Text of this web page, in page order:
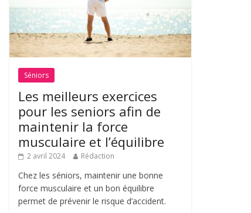
Séniors
Les meilleurs exercices
pour les seniors afin de
maintenir la force
musculaire et l’équilibre
2 avril 2024 Rédaction
Chez les séniors, maintenir une bonne
force musculaire et un bon équilibre
permet de prévenir le risque d’accident.